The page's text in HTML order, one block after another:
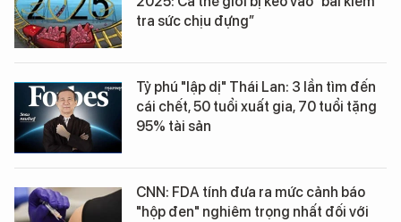
tra sức chịu đựng”
Tỷ phú "lập dị" Thái Lan: 3 lần tìm đến
cái chết, 50 tuổi xuất gia, 70 tuổi tặng
95% tài sản
CNN: FDA tính đưa ra mức cảnh báo
"hộp đen" nghiêm trọng nhất đối với